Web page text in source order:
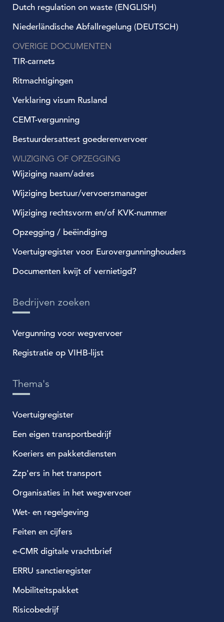
Dutch regulation on waste (ENGLISH)
Niederländische Abfallregelung (DEUTSCH)
OVERIGE DOCUMENTEN
TIR-carnets
Ritmachtigingen
Verklaring visum Rusland
CEMT-vergunning
Bestuurdersattest goederenvervoer
WIJZIGING OF OPZEGGING
Wijziging naam/adres
Wijziging bestuur/vervoersmanager
Wijziging rechtsvorm en/of KVK-nummer
Opzegging / beëindiging
Voertuigregister voor Eurovergunninghouders
Documenten kwijt of vernietigd?
Bedrijven zoeken
Vergunning voor wegvervoer
Registratie op VIHB-lijst
Thema's
Voertuigregister
Een eigen transportbedrijf
Koeriers en pakketdiensten
Zzp'ers in het transport
Organisaties in het wegvervoer
Wet- en regelgeving
Feiten en cijfers
e-CMR digitale vrachtbrief
ERRU sanctieregister
Mobiliteitspakket
Risicobedrijf